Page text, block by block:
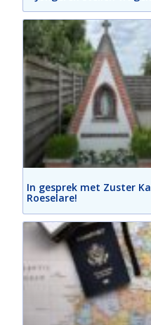
In gesprek met Zuster
Roeselare!